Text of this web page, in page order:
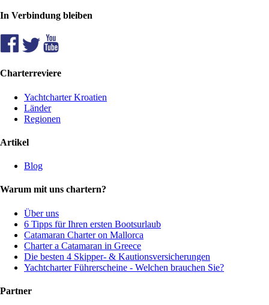
In Verbindung bleiben
Charterreviere
Yachtcharter Kroatien
Länder
Regionen
Artikel
Blog
Warum mit uns chartern?
Über uns
6 Tipps für Ihren ersten Bootsurlaub
Catamaran Charter on Mallorca
Charter a Catamaran in Greece
Die besten 4 Skipper- & Kautionsversicherungen
Yachtcharter Führerscheine - Welchen brauchen Sie?
Partner